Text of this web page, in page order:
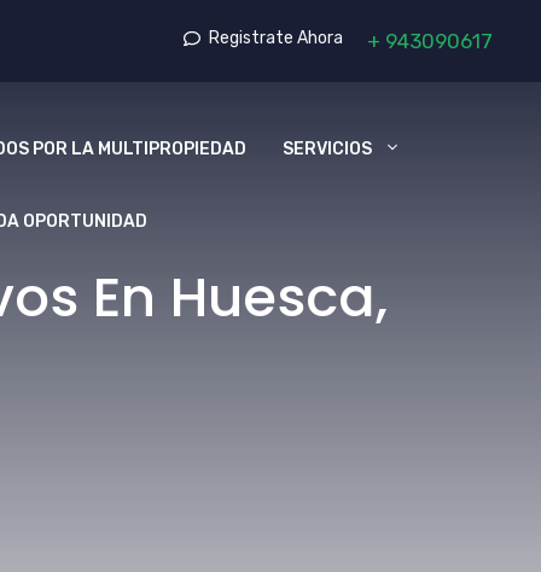
Registrate Ahora + 943090617
POR LA MULTIPROPIEDAD SERVICIOS
OPORTUNIDAD
En Huesca,